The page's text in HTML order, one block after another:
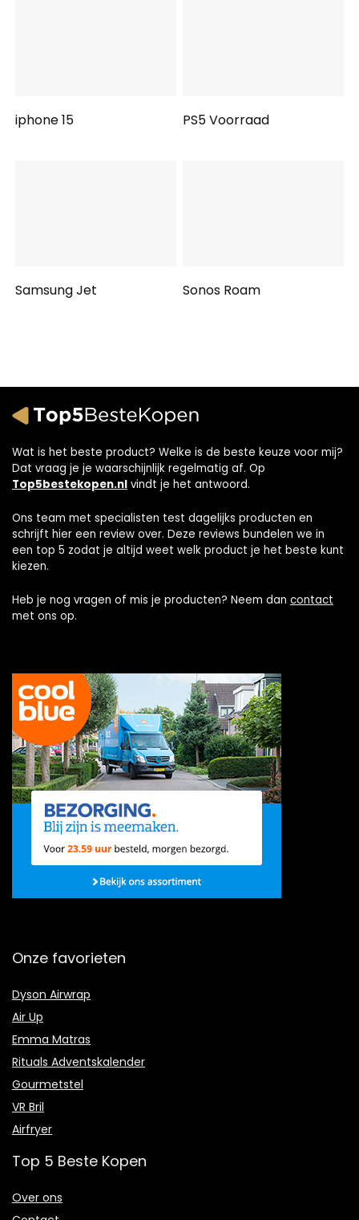
iphone 15 PS5 Voorraad
Samsung Jet Sonos Roam
Wat is het beste product? Welke is de beste keuze voor mij?
Dat vraag je je waarschijnlijk regelmatig af. Op
Top5bestekopen.nl vindt je het antwoord.
Ons team met specialisten test dagelijks producten en
schrijft hier een review over. Deze reviews bundelen we in
een top 5 zodat je altijd weet welk product je het beste kunt
kiezen.
Heb je nog vragen of mis je producten? Neem dan contact
met ons op.
Onze favorieten
Dyson Airwrap
Air Up
Emma Matras
Rituals Adventskalender
Gourmetstel
VR Bril
Airfryer
Top 5 Beste Kopen
Over ons